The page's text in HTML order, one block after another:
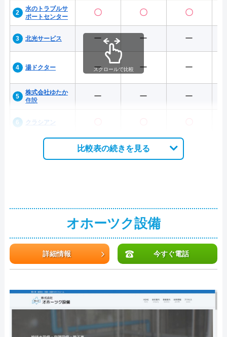
水のトラブルサ
ポートセンター
〇 〇 〇
北光サービス ー ー ー
湯ドクター ー ー ー
株式会社ゆたか
住設
ー ー ー
クラシアン
スクロールで比較
比較表の続きを見る
オホーツク設備
詳細情報 今すぐ電話